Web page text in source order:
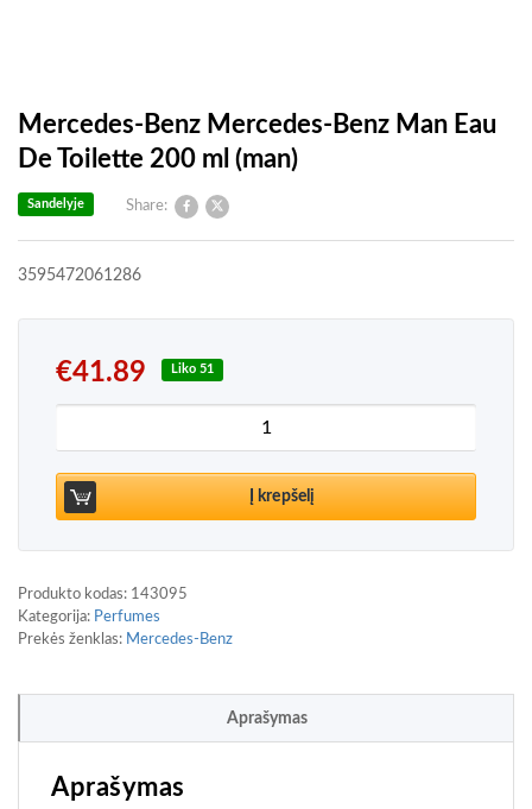
Mercedes-Benz Mercedes-Benz Man Eau
De Toilette 200 ml (man)
Share:
Sandelyje
3595472061286
€41.89 Liko 51
produkto kiekis: Mercedes-Benz Mercedes-Benz
Į krepšelį
Produkto kodas: 143095
Kategorija: Perfumes
Prekės ženklas: Mercedes-Benz
Aprašymas
Aprašymas